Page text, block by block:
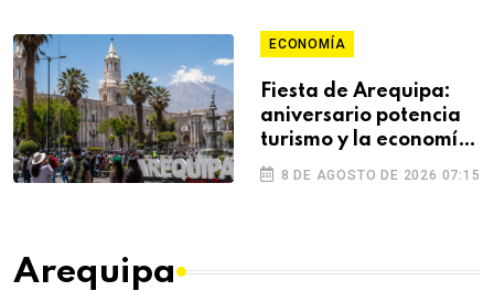
ECONOMÍA
Fiesta de Arequipa:
aniversario potencia
turismo y la economía
de la región
8 DE AGOSTO DE 2026 07:15
Arequipa